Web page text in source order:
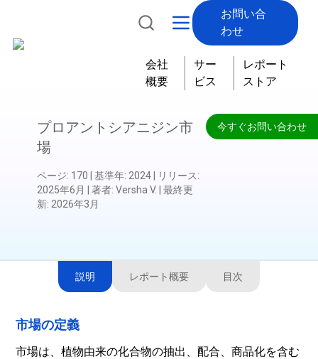
お問い合
わせ
会社
概要
サー
ビス
レポート
ストア
今すぐお問い合わせ
プロアントシアニジン市
場
ページ: 170 基準年: 2024 リリース:
2025年6月
著者: Versha V.
最終更
新: 2026年3月
説明 レポート概要 目次
市場の定義
市場は、植物由来の化合物の抽出、配合、商品化を含む